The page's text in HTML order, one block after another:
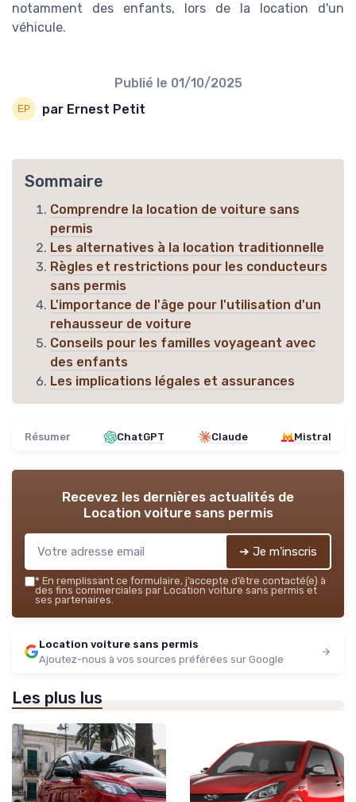
notamment des enfants, lors de la location d'un
véhicule.
Publié le 01/10/2025
par Ernest Petit
Sommaire
Comprendre la location de voiture sans
permis
Les alternatives à la location traditionnelle
Règles et restrictions pour les conducteurs
sans permis
L'importance de l'âge pour l'utilisation d'un
rehausseur de voiture
Conseils pour les familles voyageant avec
des enfants
Les implications légales et assurances
Résumer ChatGPT Claude Mistral
Recevez les dernières actualités de
Location voiture sans permis
➔ Je m'inscris
* En remplissant ce formulaire, j’accepte d’être contacté(e) à
des fins commerciales par Location voiture sans permis et
ses partenaires.
Location voiture sans permis
Ajoutez-nous à vos sources préférées sur Google
Les plus lus